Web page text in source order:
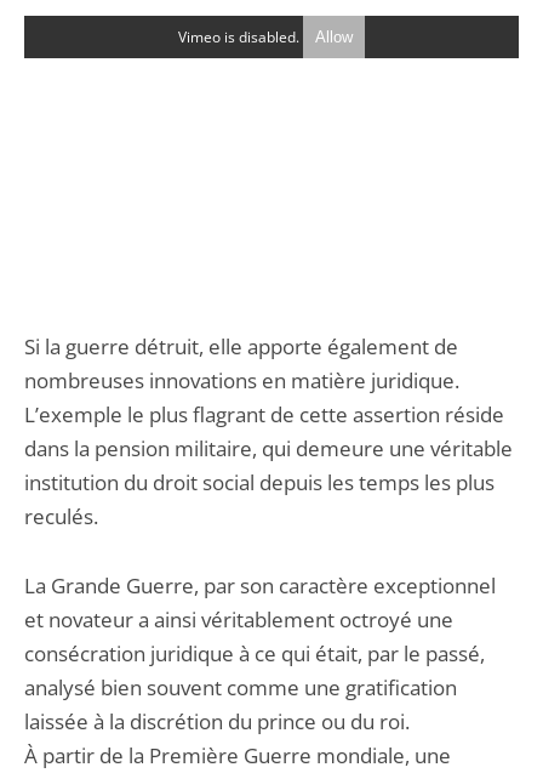
Vimeo is disabled. Allow
Si la guerre détruit, elle apporte également de
nombreuses innovations en matière juridique.
L’exemple le plus flagrant de cette assertion réside
dans la pension militaire, qui demeure une véritable
institution du droit social depuis les temps les plus
reculés.
La Grande Guerre, par son caractère exceptionnel
et novateur a ainsi véritablement octroyé une
consécration juridique à ce qui était, par le passé,
analysé bien souvent comme une gratification
laissée à la discrétion du prince ou du roi.
À partir de la Première Guerre mondiale, une